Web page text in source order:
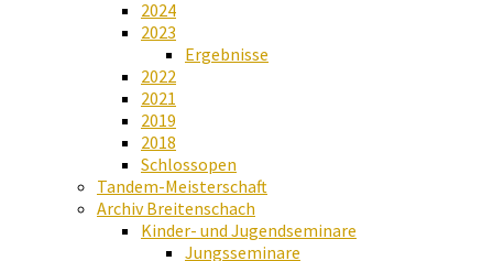
2024
2023
Ergebnisse
2022
2021
2019
2018
Schlossopen
Tandem-Meisterschaft
Archiv Breitenschach
Kinder- und Jugendseminare
Jungsseminare